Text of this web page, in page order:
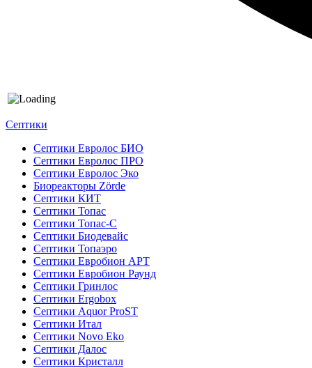
Септики
Септики Евролос БИО
Септики Евролос ПРО
Септики Евролос Эко
Биореакторы Zörde
Септики КИТ
Септики Топас
Септики Топас-С
Септики Биодевайс
Септики Топаэро
Септики Евробион АРТ
Септики Евробион Раунд
Септики Гринлос
Септики Ergobox
Септики Aquor ProST
Септики Итал
Септики Novo Eko
Септики Далос
Септики Кристалл